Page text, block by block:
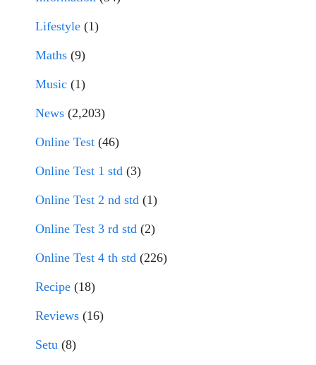
Lifestyle (1)
Maths (9)
Music (1)
News (2,203)
Online Test (46)
Online Test 1 std (3)
Online Test 2 nd std (1)
Online Test 3 rd std (2)
Online Test 4 th std (226)
Recipe (18)
Reviews (16)
Setu (8)